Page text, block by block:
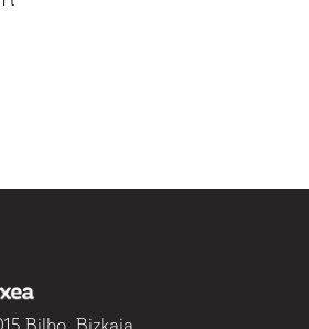
Bilbo, Bizkaia.